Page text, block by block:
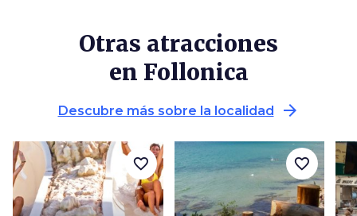
Otras atracciones
en Follonica
Descubre más sobre la localidad arrow_forward
favorite_border favorite_border